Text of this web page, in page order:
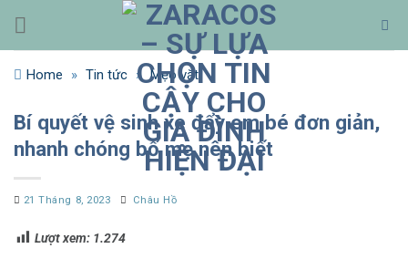
qua
nội
dungHome » Tin tức » Mẹo vặt
Bí quyết vệ sinh xe đẩy em bé đơn giản,
nhanh chóng bố mẹ nên biết
21 Tháng 8, 2023 Châu Hồ
Lượt xem: 1.274